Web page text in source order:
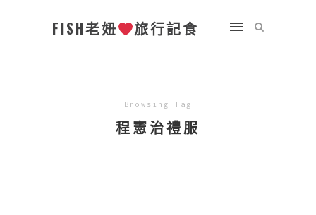
FISH老妞 旅行記食
Browsing Tag
程憲治禮服